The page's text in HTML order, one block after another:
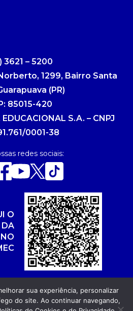
3621 – 5200
1299, Bairro Santa
(PR)
85015-420
S.A. – CNPJ
0001-38
redes sociais:
O
DA
os direitos reservados.
sua experiência, personalizar
do site. Ao continuar navegando,